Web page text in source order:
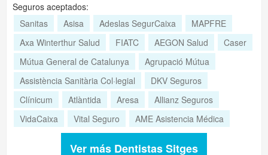
Seguros aceptados:
Sanitas
Asisa Adeslas SegurCaixa
MAPFRE
Axa Winterthur Salud
FIATC AEGON Salud
Caser
Mútua General de Catalunya
Agrupació Mútua
Assistència Sanitària Col·legial
DKV Seguros
Clínicum
Atlàntida Aresa
Allianz Seguros
VidaCaixa
Vital Seguro AME Asistencia Médica
Ver más Dentistas Sitges